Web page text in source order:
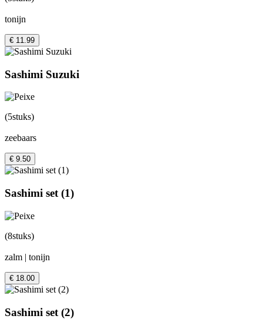
tonijn
€ 11.99
Sashimi Suzuki
(5stuks)
zeebaars
€ 9.50
Sashimi set (1)
(8stuks)
zalm | tonijn
€ 18.00
Sashimi set (2)